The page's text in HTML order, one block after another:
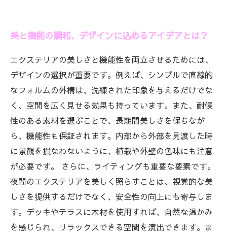
美と機能の調和、デザインに込めるアイデアとは？
エクステリアの美しさと機能性を両立させるためには、
デザインの選択が重要です。例えば、シンプルで直線的
なフォルムの外構は、洗練された印象を与えるだけでな
く、空間を広く見せる効果も持っています。また、耐候
性のある素材を選ぶことで、長期間美しさを保ちなが
ら、機能性も保証されます。内部から外部を見渡した時
に景観を損なわないように、植栽や外壁の色味にも注意
が必要です。 さらに、ライティングも重要な要素です。
夜間のエクステリアを美しく照らすことは、視覚的な美
しさを提供するだけでなく、安全性の向上にも寄与しま
す。デッキやテラスに木材を使用すれば、自然な温かみ
を感じられ、リラックスできる空間を演出できます。ま